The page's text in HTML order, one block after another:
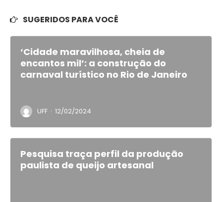
SUGERIDOS PARA VOCÊ
‘Cidade maravilhosa, cheia de
encantos mil’: a construção do
carnaval turístico no Rio de Janeiro
UFF · 12/02/2024
Pesquisa traça perfil da produção
paulista de queijo artesanal